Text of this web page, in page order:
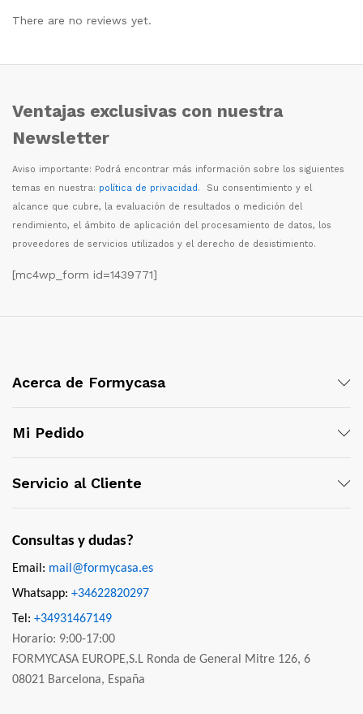
There are no reviews yet.
Ventajas exclusivas con nuestra
Newsletter
Aviso importante: Podrá encontrar más información sobre los siguientes
temas en nuestra: política de privacidad. Su consentimiento y el
alcance que cubre, la evaluación de resultados o medición del
rendimiento, el ámbito de aplicación del procesamiento de datos, los
proveedores de servicios utilizados y el derecho de desistimiento.
[mc4wp_form id=1439771]
Acerca de Formycasa
Mi Pedido
Servicio al Cliente
Consultas y dudas?
Email: mail@formycasa.es
Whatsapp: +34622820297
Tel: +34931467149
Horario: 9:00-17:00
FORMYCASA EUROPE,S.L Ronda de General Mitre 126, 6
08021 Barcelona, España